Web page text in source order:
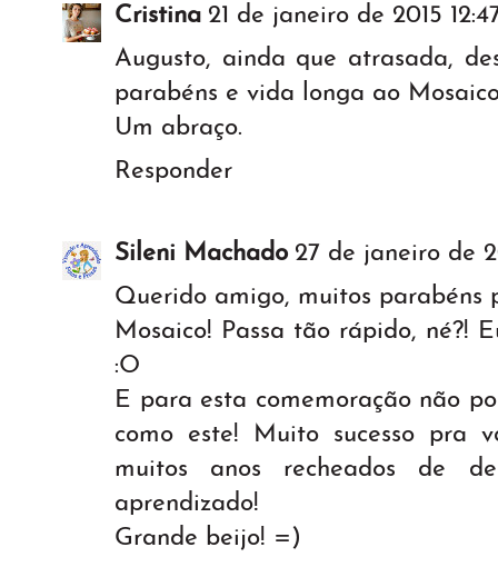
Cristina 21 de janeiro de 2015
Augusto, ainda que atrasada,
parabéns e vida longa ao
Um abraço.
Responder
Sileni Machado 27 de janeiro de
Querido amigo, muitos parabéns
Mosaico! Passa tão rápido, né?!
:O
E para esta comemoração não
como este! Muito sucesso pra
muitos anos recheados de
aprendizado!
Grande beijo! =)